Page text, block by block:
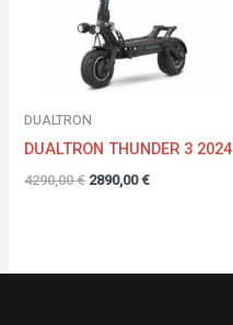
DUALTRON
DUALTRON THUNDER 3 2024
4290,00€ 2890,00€